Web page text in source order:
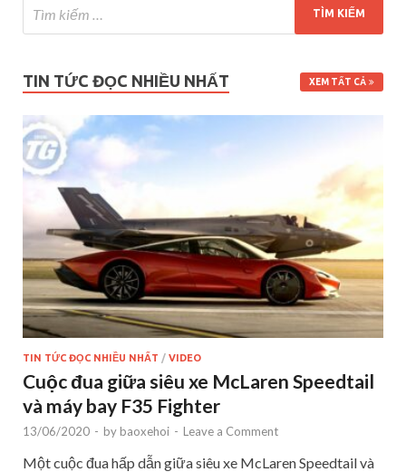
TIN TỨC ĐỌC NHIỀU NHẤT XEM TẤT CẢ
TIN TỨC ĐỌC NHIỀU NHẤT / VIDEO
Cuộc đua giữa siêu xe McLaren Speedtail
và máy bay F35 Fighter
13/06/2020 - by baoxehoi - Leave a Comment
Một cuộc đua hấp dẫn giữa siêu xe McLaren Speedtail và